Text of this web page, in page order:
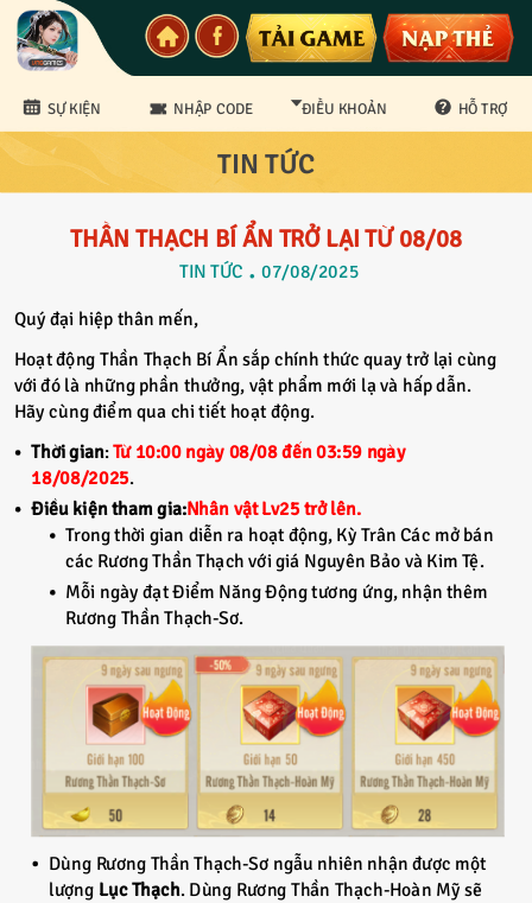
TIN TỨC
THẦN THẠCH BÍ ẨN TRỞ LẠI TỪ 08/08
TIN TỨC 07/08/2025
Quý đại hiệp thân mến,
Hoạt động Thần Thạch Bí Ẩn sắp chính thức quay trở lại cùng
với đó là những phần thưởng, vật phẩm mới lạ và hấp dẫn.
Hãy cùng điểm qua chi tiết hoạt động.
Thời gian:Từ 10:00 ngày 08/08 đến 03:59 ngày
18/08/2025.
Điều kiện tham gia:Nhân vật Lv25 trở lên.
Trong thời gian diễn ra hoạt động, Kỳ Trân Các mở bán
các Rương Thần Thạch với giá Nguyên Bảo và Kim Tệ.
Mỗi ngày đạt Điểm Năng Động tương ứng, nhận thêm
Rương Thần Thạch-Sơ.
Dùng Rương Thần Thạch-Sơ ngẫu nhiên nhận được một
lượng Lục Thạch. Dùng Rương Thần Thạch-Hoàn Mỹ sẽ
SỰ KIỆN NHẬP CODE ĐIỀU KHOẢN
CS Bảo mật
HỖ TRỢ